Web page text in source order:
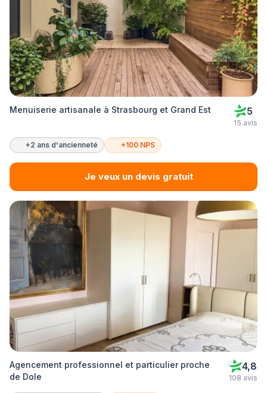
Menuiserie artisanale à Strasbourg et Grand Est 5
15 avis
+2 ans d'ancienneté +100 NPS
Je veux un devis gratuit
Agencement professionnel et particulier proche
de Dole
4,8
108 avis